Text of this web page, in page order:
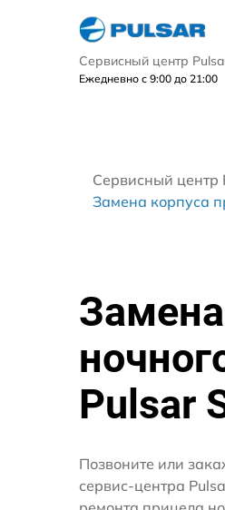
Сервисный центр
Ежедневно с 9:00 до 21:00
Сервисный центр
Замена корпуса
Pulsar
Позвоните или
сервис-центра